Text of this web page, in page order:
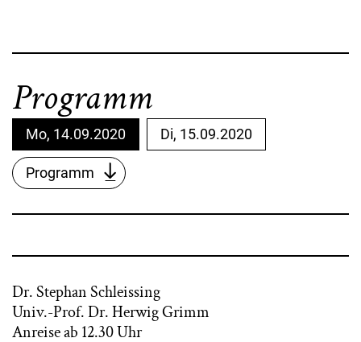
Programm
Mo, 14.09.2020 Di, 15.09.2020
Programm
Dr. Stephan Schleissing
Univ.-Prof. Dr. Herwig Grimm
Anreise ab 12.30 Uhr